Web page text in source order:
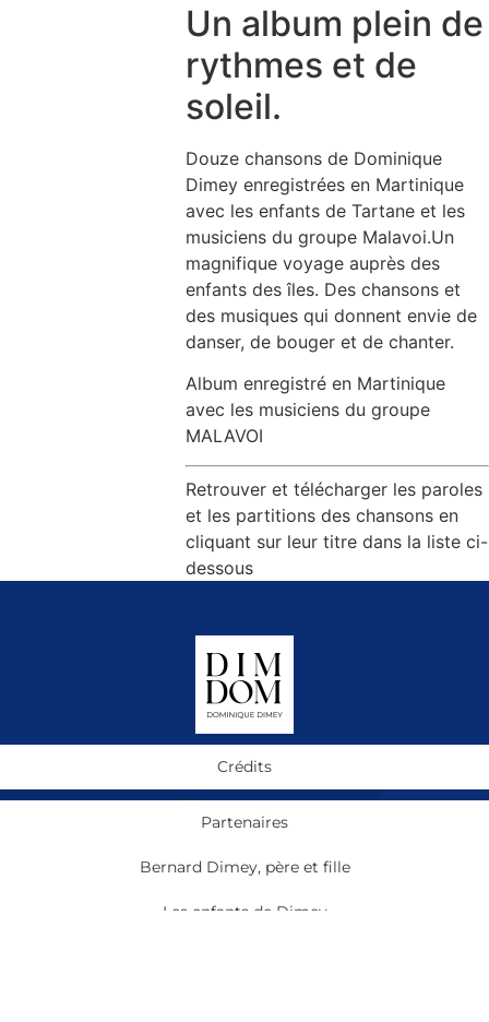
Un album plein de
rythmes et de
soleil.
Douze chansons de Dominique
Dimey enregistrées en Martinique
avec les enfants de Tartane et les
musiciens du groupe Malavoi.Un
magnifique voyage auprès des
enfants des îles. Des chansons et
des musiques qui donnent envie de
danser, de bouger et de chanter.
Album enregistré en Martinique
avec les musiciens du groupe
MALAVOI
Retrouver et télécharger les paroles
et les partitions des chansons en
cliquant sur leur titre dans la liste ci-
dessous
Crédits
Partenaires
Bernard Dimey, père et fille
Les enfants de Dimey